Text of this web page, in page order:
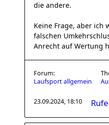
die andere.
Keine Frage, aber ich
falschen
Anrecht auf Wertung
Forum:
Laufsport allgemein
23.09.2024, 18:10